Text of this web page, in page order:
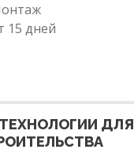
15 дней
ДЛЯ